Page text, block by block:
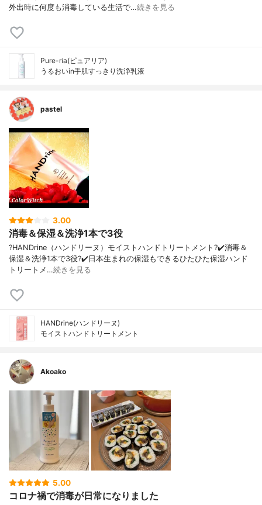
外出時に何度も消毒している生活で…続きを見る
Pure-ria(ピュアリア)
うるおいin手肌すっきり洗浄乳液
pastel
3.00
消毒＆保湿＆洗浄1本で3役
?HANDrine（ハンドリーヌ）モイストハンドトリートメント? ✔️消毒＆
保湿＆洗浄1本で3役? ✔️日本生まれの保湿もできるひたひた保湿ハンド
トリートメ…続きを見る
HANDrine(ハンドリーヌ)
モイストハンドトリートメント
Akoako
5.00
コロナ禍で消毒が日常になりました